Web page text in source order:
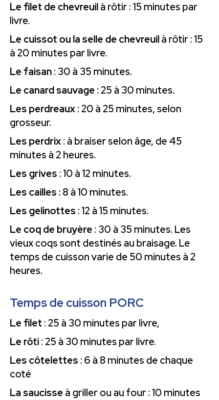
Le filet de chevreuilà rôtir : 15 minutes par
livre.
Le cuissot ou la selle de chevreuilà rôtir : 15
à 20 minutes par livre.
Le faisan: 30 à 35 minutes.
Le canard sauvage : 25 à 30 minutes.
Les perdreaux: 20 à 25 minutes, selon
grosseur.
Les perdrix: à braiser selon âge, de 45
minutes à 2 heures.
Les grives : 10 à 12 minutes.
Les cailles :8 à 10 minutes.
Les gelinottes : 12 à 15 minutes.
Le coq de bruyère : 30 à 35 minutes. Les
vieux coqs sont destinés au braisage. Le
temps de cuisson varie de 50 minutes à 2
heures.
Temps de cuisson PORC
Le filet : 25 à 30 minutes par livre,
Le rôti: 25 à 30 minutes par livre.
Les côtelettes : 6 à 8 minutes de chaque
coté
La saucisse à griller ou au four : 10 minutes